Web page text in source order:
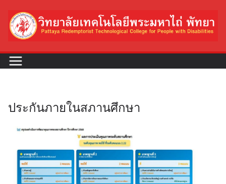
ประกันภายในสภานศึกษา